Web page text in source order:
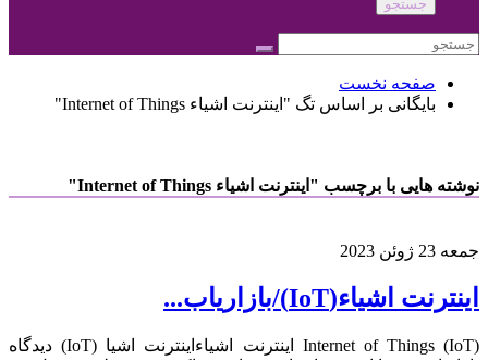
جستجو
صفحه نخست
بایگانی بر اساس تگ "اینترنت اشیاء Internet of Things"
نوشته هایی با برچسب "اینترنت اشیاء Internet of Things"
جمعه 23 ژوئن 2023
اینترنت اشیاء(IoT)/بازاریاب...
Internet of Things (IoT) اینترنت اشیاءاینترنت اشیا (IoT) دیدگاه